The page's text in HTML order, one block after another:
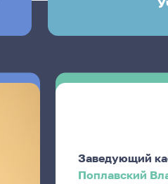
Заведующий
Поплавский